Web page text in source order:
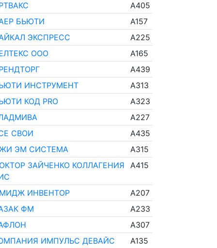
A405
БЬЮТИ
A157
ЭКСПРЕСС
A225
ООО
A165
A439
ИНСТРУМЕНТ
A313
КОД PRO
A323
A227
СВОИ
A435
ЭМ СИСТЕМА
A315
ЗАЙЧЕНКО КОЛЛАГЕНИЯ
A415
ИНВЕНТОР
A207
ФМ
A233
A307
ИМПУЛЬС ДЕВАЙС
A135